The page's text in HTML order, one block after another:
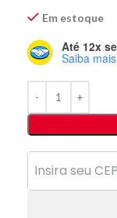
Em estoque
Até 12x
Saiba mais